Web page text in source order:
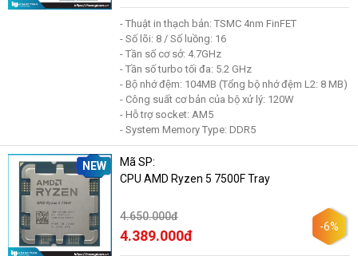
- Thuật in thạch bản: TSMC 4nm FinFET
- Số lõi: 8 / Số luồng: 16
- Tần số cơ sở: 4.7GHz
- Tần số turbo tối đa: 5.2 GHz
- Bộ nhớ đệm: 104MB (Tổng bộ nhớ đệm L2: 8 MB)
- Công suất cơ bản của bộ xử lý: 120W
- Hỗ trợ socket: AM5
- System Memory Type: DDR5
NEW
Mã SP:
CPU AMD Ryzen 5 7500F Tray
4.650.000đ
4.389.000đ
-6%